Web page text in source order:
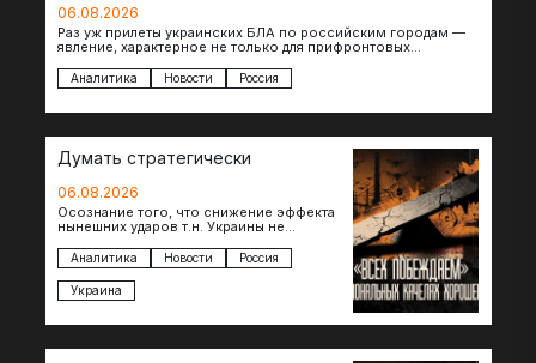
06.08.2026
Раз уж прилеты украинских БЛА по российским городам —
явление, характерное не только для прифронтовых
Аналитика Новости Россия
Думать стратегически
06.08.2026
Осознание того, что снижение эффекта
нынешних ударов т.н. Украины не
возможностей — повод задаться
вопросом: что делать…
Аналитика Новости Россия
Украина